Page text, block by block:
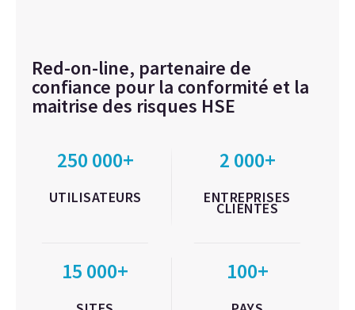
Red-on-line, partenaire de
confiance pour la conformité et la
maitrise des risques HSE
250 000+
UTILISATEURS
2 000+
ENTREPRISES
CLIENTES
15 000+ 100+